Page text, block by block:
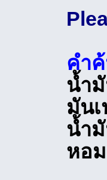
คำ
น้ำ
มัน
น้ำ
หอ